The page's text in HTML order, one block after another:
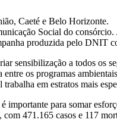
Caeté e Belo Horizonte.
Social do
produzida pelo DNIT
sensibilização a todos
entre os programas
em estratos mais
importante para somar
471.165 casos e 117